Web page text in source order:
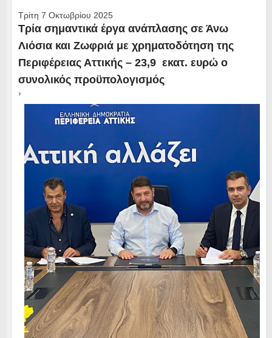
Τρίτη 7 Οκτωβρίου 2025
Τρία σημαντικά έργα ανάπλασης σε Άνω
Λιόσια και Ζωφριά με χρηματοδότηση της
Περιφέρειας Αττικής – 23,9 εκατ. ευρώ ο
συνολικός προϋπολογισμός
›